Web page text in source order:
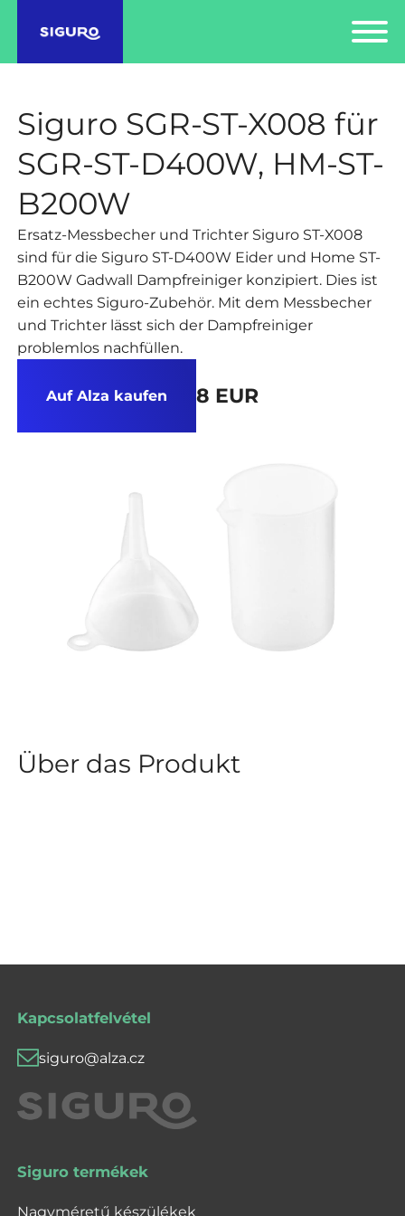
Siguro SGR-ST-X008 für
SGR-ST-D400W, HM-ST-
B200W
Ersatz-Messbecher und Trichter Siguro ST-X008
sind für die Siguro ST-D400W Eider und Home ST-
B200W Gadwall Dampfreiniger konzipiert. Dies ist
ein echtes Siguro-Zubehör. Mit dem Messbecher
und Trichter lässt sich der Dampfreiniger
problemlos nachfüllen.
Auf Alza kaufen 8 EUR
Über das Produkt
Kapcsolatfelvétel
siguro@alza.cz
Siguro termékek
Nagyméretű készülékek